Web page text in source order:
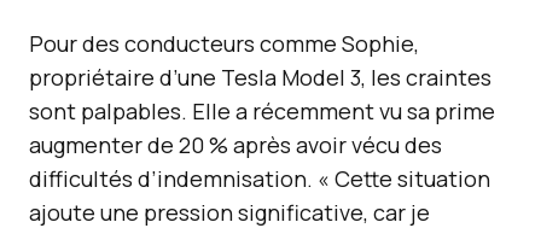
Pour des conducteurs comme Sophie,
propriétaire d’une Tesla Model 3, les craintes
sont palpables. Elle a récemment vu sa prime
augmenter de 20 % après avoir vécu des
difficultés d’indemnisation. « Cette situation
ajoute une pression significative, car je